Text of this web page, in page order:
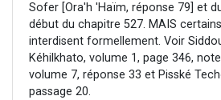
Sofer [Ora'h 'Haïm, réponse 79] et
début du chapitre 527. MAIS
interdisent formellement. Voir
Kéhilkhato, volume 1, page 346,
volume 7, réponse 33 et Pisské
passage 20.